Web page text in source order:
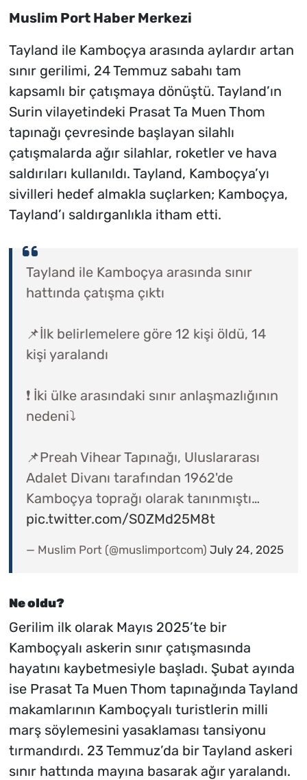
Muslim Port Haber Merkezi
Tayland ile Kamboçya arasında aylardır artan
sınır gerilimi, 24 Temmuz sabahı tam
kapsamlı bir çatışmaya dönüştü. Tayland’ın
Surin vilayetindeki Prasat Ta Muen Thom
tapınağı çevresinde başlayan silahlı
çatışmalarda ağır silahlar, roketler ve hava
saldırıları kullanıldı. Tayland, Kamboçya’yı
sivilleri hedef almakla suçlarken; Kamboçya,
Tayland’ı saldırganlıkla itham etti.
Tayland ile Kamboçya arasında sınır
hattında çatışma çıktı
📌İlk belirlemelere göre 12 kişi öldü, 14
kişi yaralandı
❗ İki ülke arasındaki sınır anlaşmazlığının
nedeni⤵️
📌Preah Vihear Tapınağı, Uluslararası
Adalet Divanı tarafından 1962'de
Kamboçya toprağı olarak tanınmıştı…
pic.twitter.com/S0ZMd25M8t
— Muslim Port (@muslimportcom) July 24, 2025
Ne oldu?
Gerilim ilk olarak Mayıs 2025’te bir
Kamboçyalı askerin sınır çatışmasında
hayatını kaybetmesiyle başladı. Şubat ayında
ise Prasat Ta Muen Thom tapınağında Tayland
makamlarının Kamboçyalı turistlerin milli
marş söylemesini yasaklaması tansiyonu
tırmandırdı. 23 Temmuz’da bir Tayland askeri
sınır hattında mayına basarak ağır yaralandı.